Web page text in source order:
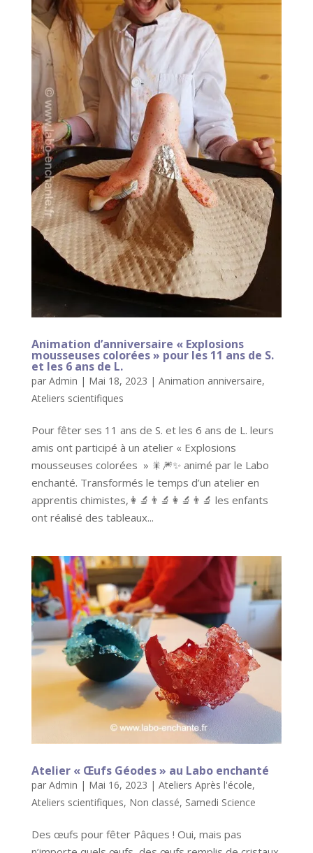
Animation d’anniversaire « Explosions
mousseuses colorées » pour les 11 ans de S.
et les 6 ans de L.
par Admin | Mai 18, 2023 | Animation anniversaire,
Ateliers scientifiques
Pour fêter ses 11 ans de S. et les 6 ans de L. leurs
amis ont participé à un atelier « Explosions
mousseuses colorées » 🎇🎆✨ animé par le Labo
enchanté. Transformés le temps d’un atelier en
apprentis chimistes,👩‍🔬👨‍🔬👩‍🔬👨‍🔬 les enfants
ont réalisé des tableaux...
Atelier « Œufs Géodes » au Labo enchanté
par Admin | Mai 16, 2023 | Ateliers Après l'école,
Ateliers scientifiques, Non classé, Samedi Science
Des œufs pour fêter Pâques ! Oui, mais pas